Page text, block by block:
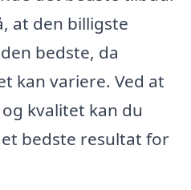
at den billigste
bedste, da
kan variere. Ved at
kvalitet kan du
bedste resultat for